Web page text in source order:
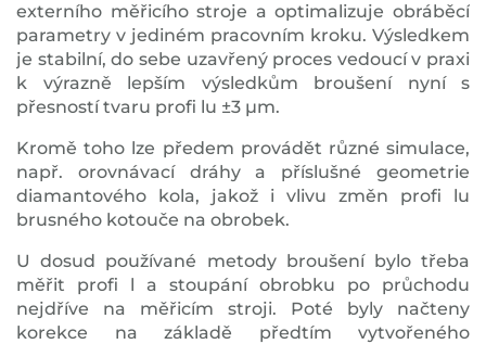
externího měřicího stroje a optimalizuje obráběcí
parametry v jediném pracovním kroku. Výsledkem
je stabilní, do sebe uzavřený proces vedoucí v praxi
k výrazně lepším výsledkům broušení nyní s
přesností tvaru profi lu ±3 μm.
Kromě toho lze předem provádět různé simulace,
např. orovnávací dráhy a příslušné geometrie
diamantového kola, jakož i vlivu změn profi lu
brusného kotouče na obrobek.
U dosud používané metody broušení bylo třeba
měřit profi l a stoupání obrobku po průchodu
nejdříve na měřicím stroji. Poté byly načteny
korekce na základě předtím vytvořeného